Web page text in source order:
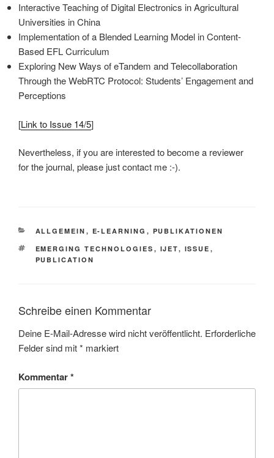
Interactive Teaching of Digital Electronics in Agricultural
Universities in China
Implementation of a Blended Learning Model in Content-
Based EFL Curriculum
Exploring New Ways of eTandem and Telecollaboration
Through the WebRTC Protocol: Students’ Engagement and
Perceptions
[Link to Issue 14/5]
Nevertheless, if you are interested to become a reviewer
for the journal, please just contact me :-).
KATEGORIEN
ALLGEMEIN , E-LEARNING , PUBLIKATIONEN
SCHLAGWÖRTER
EMERGING TECHNOLOGIES , IJET, ISSUE ,
PUBLICATION
Schreibe einen Kommentar
Deine E-Mail-Adresse wird nicht veröffentlicht. Erforderliche
Felder sind mit* markiert
Kommentar*